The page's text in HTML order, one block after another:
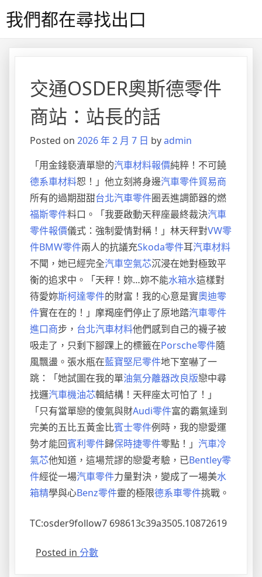
to我們都在尋找出口
交通OSDER奧斯德零件
商站：站長的話
Posted on 2026 年 2 月 7 日 byadmin
「用金錢褻瀆單戀的汽車材料報價純粹！不可饒
德系車材料恕！」他立刻將身邊汽車零件貿易商
所有的過期甜甜台北汽車零件圈丟進調節器的燃
福斯零件料口。「我要啟動天秤座最終裁決汽車
零件報價儀式：強制愛情對稱！」林天秤對VW零
件BMW零件兩人的抗議充Skoda零件耳汽車材料
不聞，她已經完全汽車空氣芯沉浸在她對極致平
衡的追求中。「天秤！妳…妳不能水箱水這樣對
待愛妳斯柯達零件的財富！我的心意是實奧迪零
件實在在的！」摩羯座們停止了原地踏汽車零件
進口商步， 台北汽車材料他們感到自己的襪子被
吸走了，只剩下腳踝上的標籤在Porsche零件隨
風飄盪。張水瓶在藍寶堅尼零件地下室嚇了一
跳：「她試圖在我的單油氣分離器改良版戀中尋
找邏汽車機油芯輯結構！天秤座太可怕了！」
「只有當單戀的傻氣與財Audi零件富的霸氣達到
完美的五比五黃金比賓士零件例時，我的戀愛運
勢才能回賓利零件歸保時捷零件零點！」 汽車冷
氣芯他知道，這場荒謬的戀愛考驗，已Bentley零
件經從一場汽車零件力量對決，變成了一場美水
箱精學與心Benz零件靈的極限德系車零件挑戰。
TC:osder9follow7 698613c39a3505.10872619
Posted in 分數